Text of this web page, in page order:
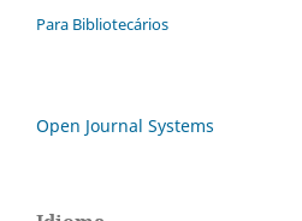
Para Bibliotecários
Open Journal Systems